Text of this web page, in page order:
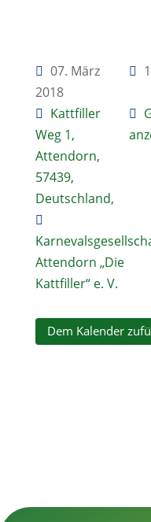
07. März
2018
Kattfiller
Weg 1,
Attendorn,
57439,
Deutschland,
Attendorn „Die
Kattfiller“ e. V.
Dem Kalender